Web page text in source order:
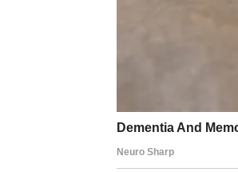
ŠKORPIJA
Škorpije danas